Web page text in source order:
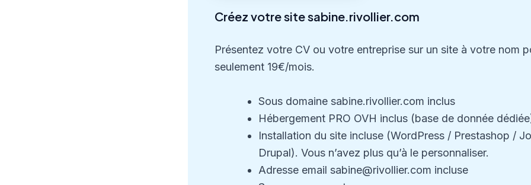
Créez votre site sabine.rivollier.com
Présentez votre CV ou votre entreprise sur un site à votre nom
seulement 19€/mois.
Sous domaine sabine.rivollier.com inclus
Hébergement PRO OVH inclus (base de donnée
Installation du site incluse (WordPress / Prestashop /
Drupal). Vous n’avez plus qu’à le personnaliser.
Adresse email sabine@rivollier.com incluse